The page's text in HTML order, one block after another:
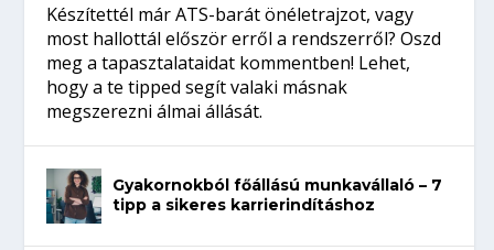
Készítettél már ATS-barát önéletrajzot, vagy
most hallottál először erről a rendszerről? Oszd
meg a tapasztalataidat kommentben! Lehet,
hogy a te tipped segít valaki másnak
megszerezni álmai állását.
Gyakornokból főállású munkavállaló – 7
tipp a sikeres karrierindításhoz